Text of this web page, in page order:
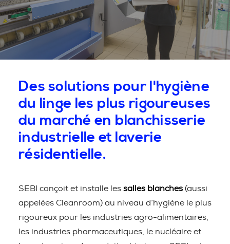
Des solutions pour l'hygiène
du linge les plus rigoureuses
du marché en blanchisserie
industrielle et laverie
résidentielle.
SEBI conçoit et installe les salles blanches (aussi
appelées Cleanroom) au niveau d’hygiène le plus
rigoureux pour les industries agro-alimentaires,
les industries pharmaceutiques, le nucléaire et